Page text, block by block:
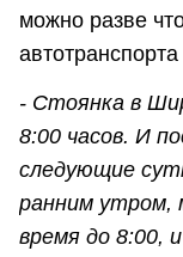
можно разве
- Стоянка в
8:00 часов. И
следующие
ранним утром,
время до 8:00,